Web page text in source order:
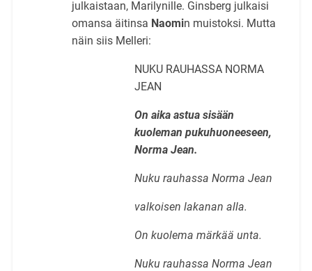
julkaistaan, Marilynille. Ginsberg julkaisi
omansa äitinsa Naomin muistoksi. Mutta
näin siis Melleri:
NUKU RAUHASSA NORMA
JEAN
On aika astua sisään
kuoleman pukuhuoneeseen,
Norma Jean.
Nuku rauhassa Norma Jean
valkoisen lakanan alla.
On kuolema märkää unta.
Nuku rauhassa Norma Jean